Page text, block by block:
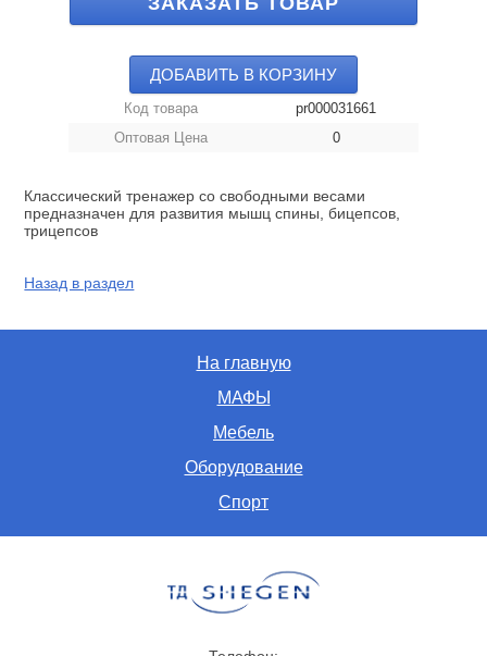
ДОБАВИТЬ В КОРЗИНУ
Код товара
pr000031661
Оптовая Цена
0
Классический тренажер со свободными весами
предназначен для развития мышц спины, бицепсов,
трицепсов
Назад в раздел
На главную
МАФЫ
Мебель
Оборудование
Спорт